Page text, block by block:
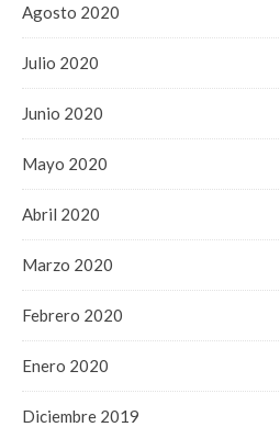
Agosto 2020
Julio 2020
Junio 2020
Mayo 2020
Abril 2020
Marzo 2020
Febrero 2020
Enero 2020
Diciembre 2019